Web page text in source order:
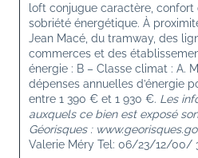
loft conjugue caractère,
sobriété énergétique. À
Jean Macé, du tramway, des
commerces et des
énergie : B – Classe climat : A.
dépenses annuelles d’énergie
entre 1 390 € et 1 930 €. Les
auxquels ce bien est exposé
Géorisques :
Valerie Méry Tel: 06/23/12/00/